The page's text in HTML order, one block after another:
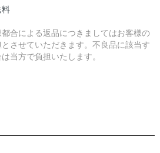
合による返品につきましてはお客様の
とさせていただきます。不良品に該当す
当方で負担いたします。